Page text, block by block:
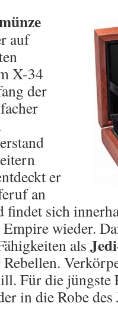
auf
X-34
der
er
an
findet sich
wieder.
als
Für die jüngste
in die Robe